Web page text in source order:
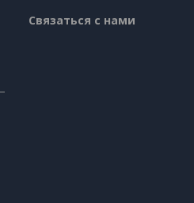
Связаться с нами